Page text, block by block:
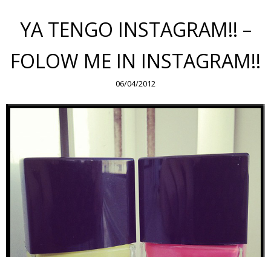
YA TENGO INSTAGRAM!! –
FOLOW ME IN INSTAGRAM!!
06/04/2012